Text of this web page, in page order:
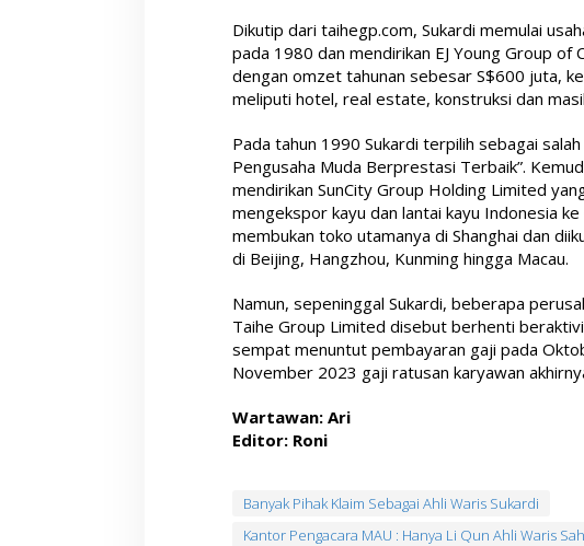
Dikutip dari taihegp.com, Sukardi memulai
pada 1980 dan mendirikan EJ Young Group of
dengan omzet tahunan sebesar S$600 juta,
meliputi hotel, real estate, konstruksi dan
Pada tahun 1990 Sukardi terpilih sebagai salah
Pengusaha Muda Berprestasi Terbaik”.
mendirikan SunCity Group Holding Limited
mengekspor kayu dan lantai kayu Indonesia ke
membukan toko utamanya di Shanghai dan
di Beijing, Hangzhou, Kunming hingga Macau.
Namun, sepeninggal Sukardi, beberapa
Taihe Group Limited disebut berhenti
sempat menuntut pembayaran gaji pada
November 2023 gaji ratusan karyawan
Wartawan: Ari
Editor: Roni
Banyak Pihak Klaim Sebagai Ahli Waris Sukardi
Kantor Pengacara MAU : Hanya Li Qun Ahli Waris Sah